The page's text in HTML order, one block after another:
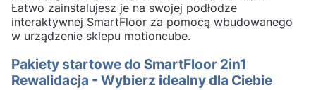
Łatwo zainstalujesz je na swojej podłodze
interaktywnej SmartFloor za pomocą wbudowanego
w urządzenie sklepu motioncube.
Pakiety startowe do SmartFloor 2in1
Rewalidacja - Wybierz idealny dla Ciebie